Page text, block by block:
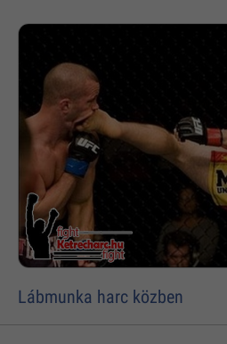
Lábmunka harc közben